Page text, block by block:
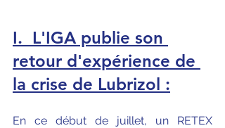
I.  L'IGA publie son
retour d'expérience de
la crise de Lubrizol :
En ce début de juillet, un RETEX